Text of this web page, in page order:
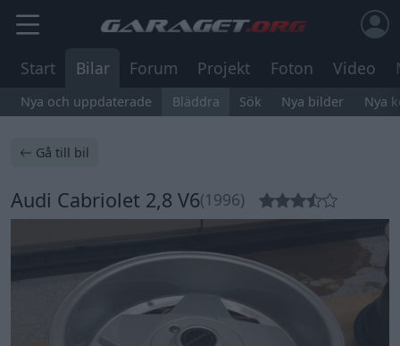
Start Bilar Forum Projekt Foton Video
Nya och uppdaterade Bläddra Sök Nya bilder Nya
Gå till bil
Audi Cabriolet 2,8 V6(1996)